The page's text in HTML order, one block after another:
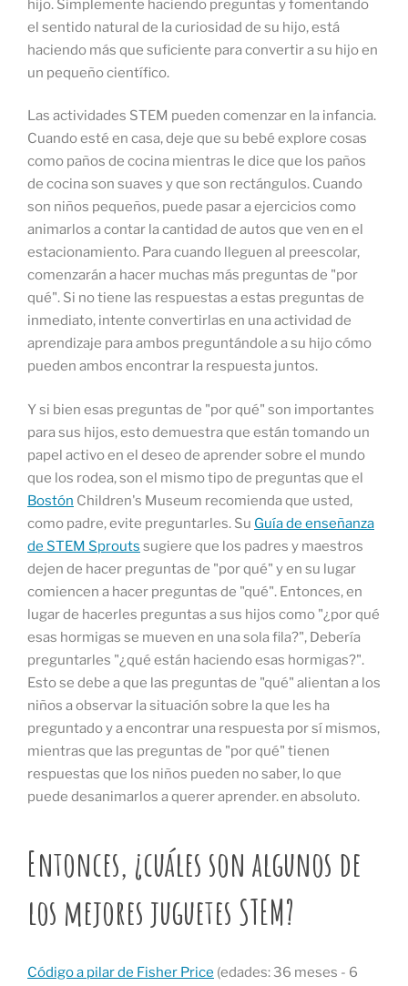
hijo. Simplemente haciendo preguntas y fomentando
el sentido natural de la curiosidad de su hijo, está
haciendo más que suficiente para convertir a su hijo en
un pequeño científico.
Las actividades STEM pueden comenzar en la infancia.
Cuando esté en casa, deje que su bebé explore cosas
como paños de cocina mientras le dice que los paños
de cocina son suaves y que son rectángulos. Cuando
son niños pequeños, puede pasar a ejercicios como
animarlos a contar la cantidad de autos que ven en el
estacionamiento. Para cuando lleguen al preescolar,
comenzarán a hacer muchas más preguntas de "por
qué". Si no tiene las respuestas a estas preguntas de
inmediato, intente convertirlas en una actividad de
aprendizaje para ambos preguntándole a su hijo cómo
pueden ambos encontrar la respuesta juntos.
Y si bien esas preguntas de "por qué" son importantes
para sus hijos, esto demuestra que están tomando un
papel activo en el deseo de aprender sobre el mundo
que los rodea, son el mismo tipo de preguntas que el
Bostón Children's Museum recomienda que usted,
como padre, evite preguntarles. Su Guía de enseñanza
de STEM Sprouts sugiere que los padres y maestros
dejen de hacer preguntas de "por qué" y en su lugar
comiencen a hacer preguntas de "qué". Entonces, en
lugar de hacerles preguntas a sus hijos como "¿por qué
esas hormigas se mueven en una sola fila?", Debería
preguntarles "¿qué están haciendo esas hormigas?".
Esto se debe a que las preguntas de "qué" alientan a los
niños a observar la situación sobre la que les ha
preguntado y a encontrar una respuesta por sí mismos,
mientras que las preguntas de "por qué" tienen
respuestas que los niños pueden no saber, lo que
puede desanimarlos a querer aprender. en absoluto.
Entonces, ¿cuáles son algunos de
los mejores juguetes STEM?
Código a pilar de Fisher Price (edades: 36 meses - 6